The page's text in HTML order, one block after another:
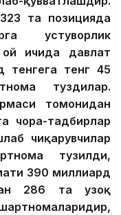
та позицияда
устуворлик
ичида давлат
тенгега тенг 45
туздилар.
томонидан
чора-тадбирлар
чиқарувчилар
тузилди,
390 миллиард
286 та узоқ